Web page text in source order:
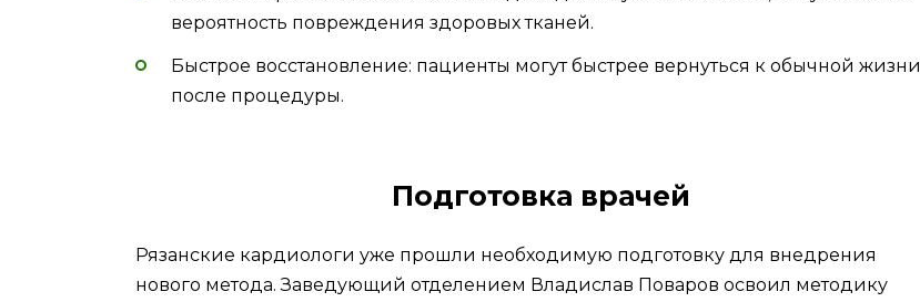
вероятность повреждения здоровых тканей.
Быстрое восстановление: пациенты могут быстрее вернуться к обычной жизни
после процедуры.
Подготовка врачей
Рязанские кардиологи уже прошли необходимую подготовку для внедрения
нового метода. Заведующий отделением Владислав Поваров освоил методику